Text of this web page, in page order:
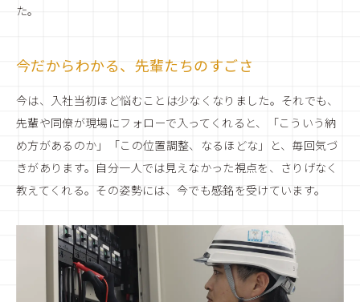
た。
今だからわかる、先輩たちのすごさ
今は、入社当初ほど悩むことは少なくなりました。それでも、
先輩や同僚が現場にフォローで入ってくれると、「こういう納
め方があるのか」「この位置調整、なるほどな」と、毎回気づ
きがあります。自分一人では見えなかった視点を、さりげなく
教えてくれる。その姿勢には、今でも感銘を受けています。